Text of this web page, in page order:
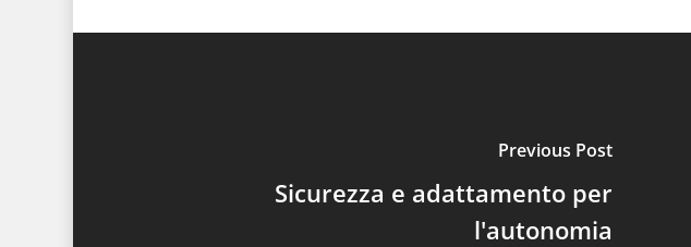
Previous Post
Sicurezza e adattamento per
l'autonomia